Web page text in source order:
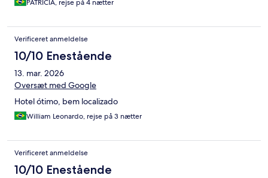
PATRICIA, rejse på 4 nætter
Verificeret anmeldelse
10/10 Enestående
13. mar. 2026
Oversæt med Google
Hotel ótimo, bem localizado
William Leonardo, rejse på 3 nætter
Verificeret anmeldelse
10/10 Enestående